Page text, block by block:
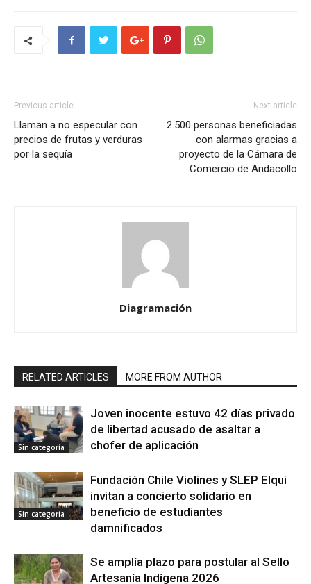
Previous article
Llaman a no especular con
precios de frutas y verduras
por la sequía
Next article
2.500 personas beneficiadas
con alarmas gracias a
proyecto de la Cámara de
Comercio de Andacollo
Diagramación
RELATED ARTICLES MORE FROM AUTHOR
Sin categoría
Joven inocente estuvo 42 días privado
de libertad acusado de asaltar a
chofer de aplicación
Sin categoría
Fundación Chile Violines y SLEP Elqui
invitan a concierto solidario en
beneficio de estudiantes
damnificados
Se amplía plazo para postular al Sello
Artesanía Indígena 2026